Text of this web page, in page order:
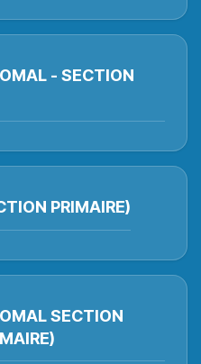
- SECTION
PRIMAIRE)
SECTION